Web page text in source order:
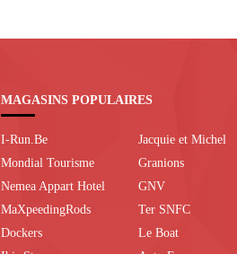
MAGASINS POPULAIRES
I-Run.Be
Mondial Tourisme
Nemea Appart Hotel
MaXpeedingRods
Dockers
Jacquie et Michel
Granions
GNV
Ter SNFC
Le Boat